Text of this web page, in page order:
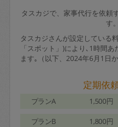
タスカジで、家事代行を依頼
す。
タスカジさんが設定している
「スポット」)により､1時間
ます｡（以下、2024年6月1日
定期依
プランA 1,500円
プランB 1,800円